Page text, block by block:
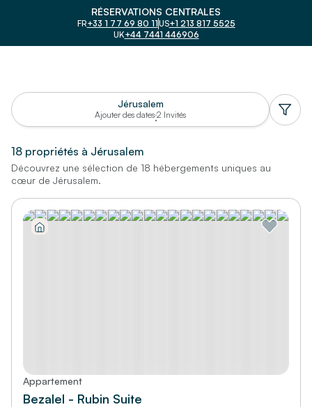
RÉSERVATIONS CENTRALES
FR+33 1 77 69 80 11US+1 213 817 5525
UK+44 7441 446906
Jérusalem
Ajouter des dates·2 Invités
jerusalem
Arrivée Départ
18 propriétés à Jérusalem
Découvrez une sélection de 18 hébergements uniques au
cœur de Jérusalem.
Appartement
Bezalel - Rubin Suite